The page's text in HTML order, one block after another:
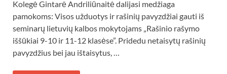
Kolegė Gintarė Andriliūnaitė dalijasi medžiaga
pamokoms: Visos užduotys ir rašinių pavyzdžiai gauti iš
seminarų lietuvių kalbos mokytojams „Rašinio rašymo
iššūkiai 9-10 ir 11-12 klasėse”. Pridedu netaisytų rašinių
pavyzdžius bei jau ištaisytus, …